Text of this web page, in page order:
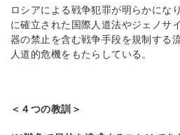
ロシアによる戦争犯罪が明らかにな
に確立された国際人道法やジェノサ
器の禁止を含む戦争手段を規制する
人道的危機をもたらしている。
＜４つの教訓＞